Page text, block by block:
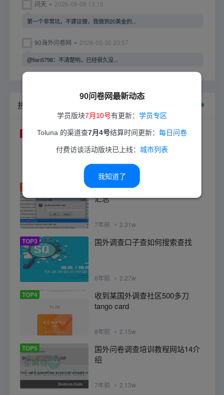
90问卷网最新动态
学员版块7月10号有更新： 学员专区
Toluna 的渠道查7月4号结算时间更新： 每日问卷
付费访谈活动版块已上线： 城市列表
我知道了
问天 2026-06-08 13:10
第一个非常坑，不建议做，我做到20美金的...
90海外问卷网 2026-05-30 20:57
@tian5798：不清楚哟，已经很久没...
热门答卷教程
TOP1
paypal是什么？怎么注册？如何
使用？
TOP2
做国外问卷调查赚钱技巧及问题
汇总
7年前 2.31w
TOP3 国外调查口子查如何搜索查找
6年前 2.27w
TOP4
收到某国外调查社区500多刀
tango card
8年前 2.15w
TOP5
国外问卷调查培训教程网站14介
绍
7年前 2.13w